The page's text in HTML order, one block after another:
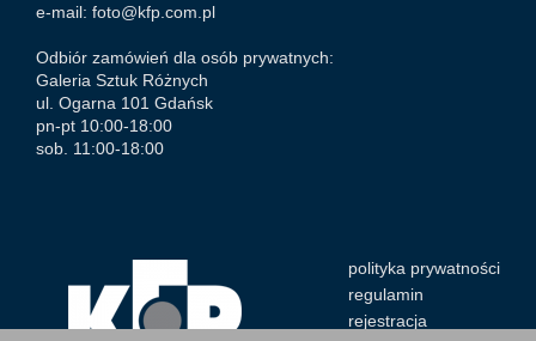
e-mail: foto@kfp.com.pl
Odbiór zamówień dla osób prywatnych:
Galeria Sztuk Różnych
ul. Ogarna 101 Gdańsk
pn-pt 10:00-18:00
sob. 11:00-18:00
polityka prywatności
regulamin
rejestracja